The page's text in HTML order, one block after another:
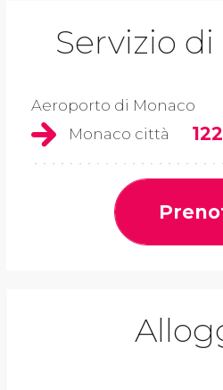
Servizio
Aeroporto di Monaco
Monaco città